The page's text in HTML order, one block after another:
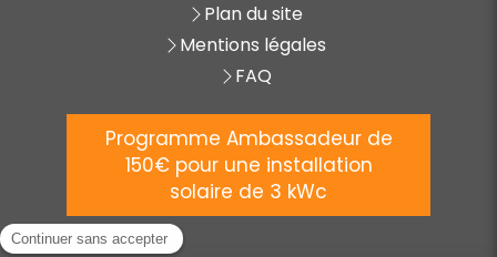
Plan du site
Mentions légales
FAQ
Programme Ambassadeur de
150€ pour une installation
solaire de 3 kWc